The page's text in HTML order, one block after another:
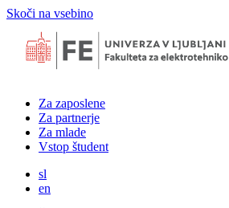
Skoči na vsebino
Za zaposlene
Za partnerje
Za mlade
Vstop študent
sl
en